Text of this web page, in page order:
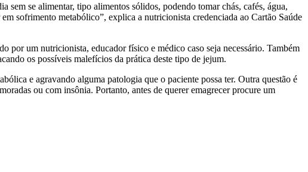
se alimentar, tipo alimentos sólidos, podendo tomar chás, cafés, água,
sofrimento metabólico”, explica a nutricionista credenciada ao Cartão Saúde
por um nutricionista, educador físico e médico caso seja necessário. Também
os possíveis malefícios da prática deste tipo de jejum.
e agravando alguma patologia que o paciente possa ter. Outra questão é
ou com insônia. Portanto, antes de querer emagrecer procure um